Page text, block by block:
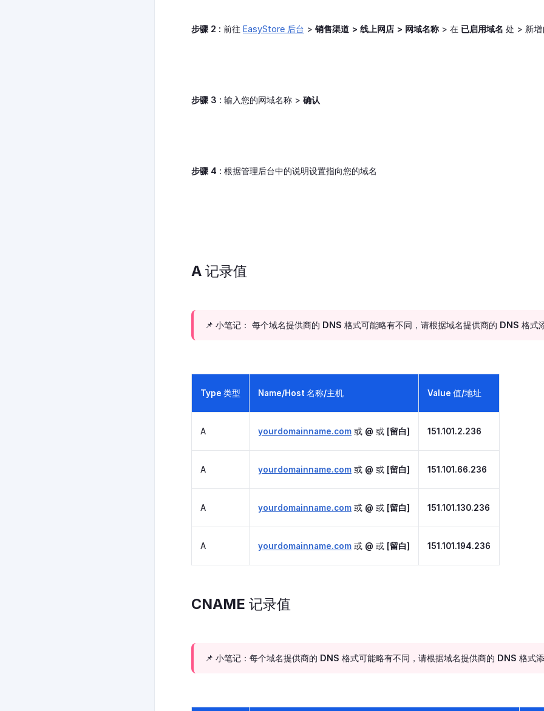
步骤 2 : 前往 EasyStore 后台 > 销售渠道 > 线上网店 > 网域名称> 在 已启用域名 处 > 新增
步骤 3 : 输入您的网域名称 > 确认
步骤 4 : 根据管理后台中的说明设置指向您的域名
A 记录值
📌 小笔记： 每个域名提供商的 DNS 格式可能略有不同，请根据域名提供商的 DNS 格式
Type 类型 Name/Host 名称/主机 Value 值/地址
A yourdomainname.com 或 @ 或 [留白] 151.101.2.236
A yourdomainname.com 或 @ 或 [留白] 151.101.66.236
A yourdomainname.com 或 @ 或 [留白] 151.101.130.236
A yourdomainname.com 或 @ 或 [留白] 151.101.194.236
CNAME 记录值
📌 小笔记：每个域名提供商的 DNS 格式可能略有不同，请根据域名提供商的 DNS 格式